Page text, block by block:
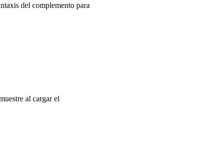
del complemento para
al cargar el